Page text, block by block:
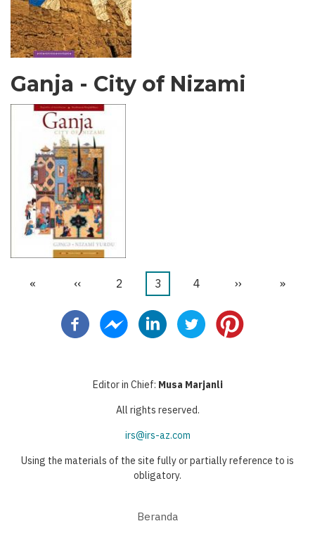
Ganja - City of Nizami
First
«
Halaman
‹‹ Halaman
2
Halaman
3 Halaman
4
Halaman
››
Last
»
Editor in Chief: Musa Marjanli
All rights reserved.
irs@irs-az.com
Using the materials of the site fully or partially reference to is
obligatory.
Beranda